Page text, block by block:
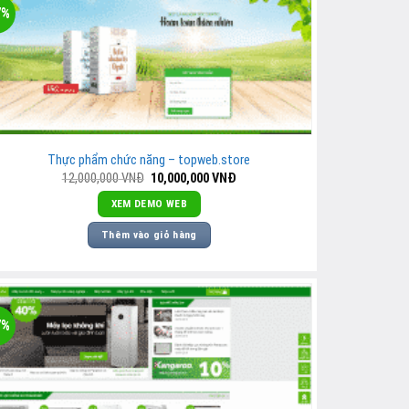
Thực phẩm chức năng – topweb.store
12,000,000VNĐ Giá
gốc
là:
12,000,000
VNĐ.
10,000,000VNĐGiá
XEM DEMO WEB
Thêm vào giỏ hàng